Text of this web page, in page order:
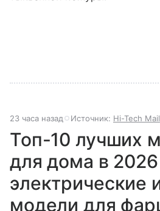
23 часа назад Источник: Hi-Tech Mail
Топ-10 лучших
для дома в 2026
электрические
модели для